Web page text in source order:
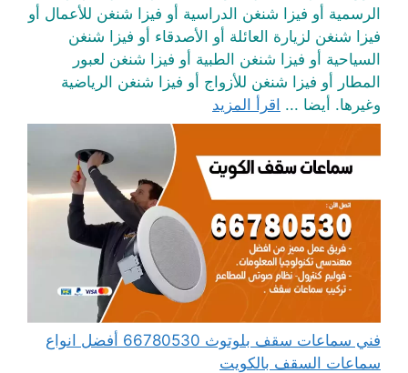
الرسمية أو فيزا شنغن الدراسية أو فيزا شنغن للأعمال أو
فيزا شنغن لزيارة العائلة أو الأصدقاء أو فيزا شنغن
السياحية أو فيزا شنغن الطبية أو فيزا شنغن لعبور
المطار أو فيزا شنغن للأزواج أو فيزا شنغن الرياضية
وغيرها. أيضا ... اقرأ المزيد
فني سماعات سقف بلوتوث 66780530 أفضل انواع
سماعات السقف بالكويت